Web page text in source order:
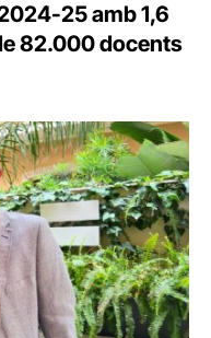
25 amb 1,6
82.000 docents